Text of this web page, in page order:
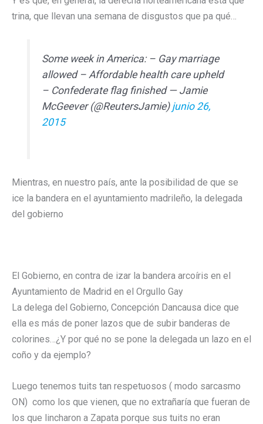
trina, que llevan una semana de disgustos que pa qué…
Some week in America: – Gay marriage
allowed – Affordable health care upheld
– Confederate flag finished — Jamie
McGeever (@ReutersJamie) junio 26,
2015
Mientras, en nuestro país, ante la posibilidad de que se
ice la bandera en el ayuntamiento madrileño, la delegada
del gobierno
El Gobierno, en contra de izar la bandera arcoíris en el
Ayuntamiento de Madrid en el Orgullo Gay
La delega del Gobierno, Concepción Dancausa dice que
ella es más de poner lazos que de subir banderas de
colorines…¿Y por qué no se pone la delegada un lazo en el
coño y da ejemplo?
Luego tenemos tuits tan respetuosos ( modo sarcasmo
ON) como los que vienen, que no extrañaría que fueran de
los que lincharon a Zapata porque sus tuits no eran